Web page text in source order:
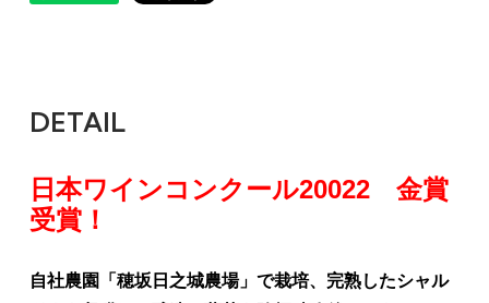
DETAIL
日本ワインコンクール20022 金賞
受賞！
自社農園「穂坂日之城農場」で栽培、完熟したシャル